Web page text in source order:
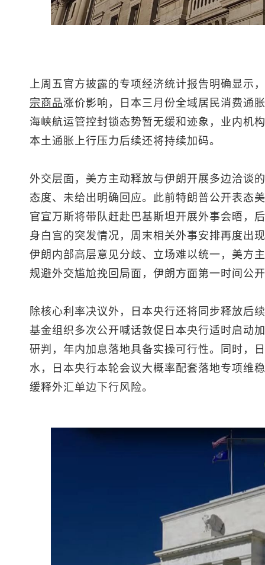
上周五官方披露的专项经济统计报告明确显示
宗商品涨价影响，日本三月份全域居民消费通
海峡航运管控封锁态势暂无缓和迹象，业内机
本土通胀上行压力后续还将持续加码。
外交层面，美方主动释放与伊朗开展多边洽谈
态度、未给出明确回应。此前特朗普公开表态
官宣万斯将带队赶赴巴基斯坦开展外事会晤，
身白宫的突发情况，周末相关外事安排再度出
伊朗内部高层意见分歧、立场难以统一，美方
规避外交尴尬挽回局面，伊朗方面第一时间公
除核心利率决议外，日本央行还将同步释放后
基金组织多次公开喊话敦促日本央行适时启动
研判，年内加息落地具备实操可行性。同时，
水，日本央行本轮会议大概率配套落地专项维
缓释外汇单边下行风险。